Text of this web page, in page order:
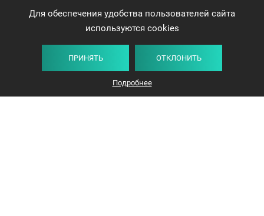
Для обеспечения удобства пользователей сайта
используются cookies
ПРИНЯТЬ ОТКЛОНИТЬ
Подробнее